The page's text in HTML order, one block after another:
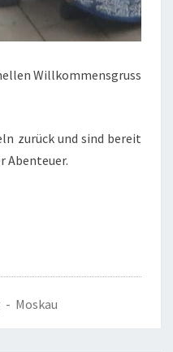
Willkommensgruss
zurück und sind bereit
Abenteuer.
- Moskau